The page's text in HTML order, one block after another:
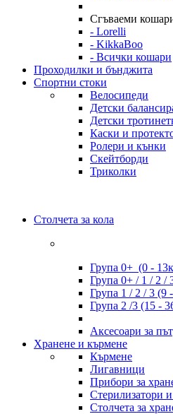
Сгъваеми
- Lorelli
- KikkaBoo
- Всички кошари
Проходилки и бънджита
Спортни стоки
Велосипеди
Детски
Детски
Каски и
Ролери и кънки
Скейтборди
Триколки
Столчета за кола
Група 0+ (0 -
Група 0+ / 1 / 2 /
Група 1 / 2 / 3 (9
Група 2 /3 (15 -
Аксесоари за
Хранене и кърмене
Кърмене
Лигавници
Прибори за
Стерилизатори
Столчета за